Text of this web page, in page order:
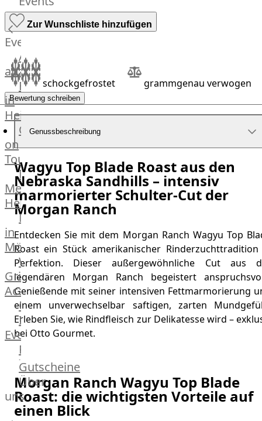
Hardware
Küchenhelfer
Grillgeräte
Beefer®
Gasgrills
Big
Green
Egg
Grill
Nesmuk
Berkel
Dry
Aging
Schrank
Bücher
Poster
Events
Alle
anzeigen
Fleischkompetenz
in
Heinsberg
OTTO
on
Tour
Männer
Metzger
Heinsberg
Markthalle
in
Mönchengladbach
Weber®
Grill
Academy
OTTO@Home
Individuelle
Events
Partner
Kalender
Gästehaus
Villa
Glanzstoff
Gutscheine
Über
uns
Zur Wunschliste hinzufügen
schockgefrostet grammgenau verwogen
Bewertung schreiben
Genussbeschreibung
Wagyu Top Blade Roast aus den
Nebraska Sandhills – intensiv
marmorierter Schulter-Cut der
Morgan Ranch
Entdecken Sie mit dem Morgan Ranch Wagyu Top
Roast ein Stück amerikanischer
Perfektion. Dieser außergewöhnliche Cut aus
legendären Morgan Ranch begeistert
Genießende mit seiner intensiven Fettmarmorierung
einem unverwechselbar saftigen, zarten
Erleben Sie, wie Rindfleisch zur Delikatesse wird –
bei Otto Gourmet.
Morgan Ranch Wagyu Top Blade
Roast: die wichtigsten Vorteile auf
einen Blick